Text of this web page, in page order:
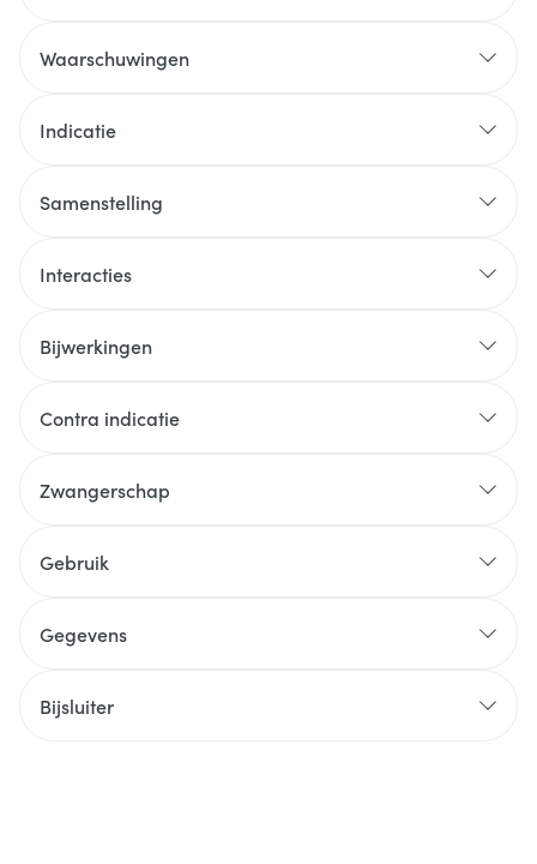
Waarschuwingen
Indicatie
Samenstelling
Interacties
Bijwerkingen
Contra indicatie
Zwangerschap
Gebruik
Gegevens
Bijsluiter